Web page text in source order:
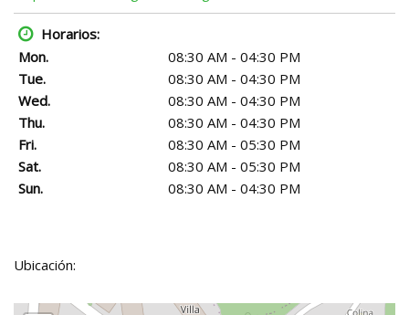
Horarios:
Mon.
08:30 AM - 04:30 PM
Tue.
08:30 AM - 04:30 PM
Wed.
08:30 AM - 04:30 PM
Thu.
08:30 AM - 04:30 PM
Fri.
08:30 AM - 05:30 PM
Sat.
08:30 AM - 05:30 PM
Sun.
08:30 AM - 04:30 PM
Ubicación: